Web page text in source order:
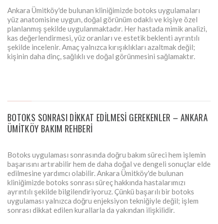
Ankara Ümitköy'de bulunan kliniğimizde botoks uygulamaları
yüz anatomisine uygun, doğal görünüm odaklı ve kişiye özel
planlanmış şekilde uygulanmaktadır. Her hastada mimik analizi,
kas değerlendirmesi, yüz oranları ve estetik beklenti ayrıntılı
şekilde incelenir. Amaç yalnızca kırışıklıkları azaltmak değil;
kişinin daha dinç, sağlıklı ve doğal görünmesini sağlamaktır.
BOTOKS SONRASI DIKKAT EDILMESI GEREKENLER – ANKARA
ÜMITKÖY BAKIM REHBERI
Botoks uygulaması sonrasında doğru bakım süreci hem işlemin
başarısını artırabilir hem de daha doğal ve dengeli sonuçlar elde
edilmesine yardımcı olabilir. Ankara Ümitköy'de bulunan
kliniğimizde botoks sonrası süreç hakkında hastalarımızı
ayrıntılı şekilde bilgilendiriyoruz. Çünkü başarılı bir botoks
uygulaması yalnızca doğru enjeksiyon tekniğiyle değil; işlem
sonrası dikkat edilen kurallarla da yakından ilişkilidir.